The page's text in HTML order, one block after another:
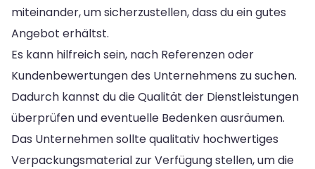
miteinander, um sicherzustellen, dass du ein gutes
Angebot erhältst.
Es kann hilfreich sein, nach Referenzen oder
Kundenbewertungen des Unternehmens zu suchen.
Dadurch kannst du die Qualität der Dienstleistungen
überprüfen und eventuelle Bedenken ausräumen.
Das Unternehmen sollte qualitativ hochwertiges
Verpackungsmaterial zur Verfügung stellen, um die